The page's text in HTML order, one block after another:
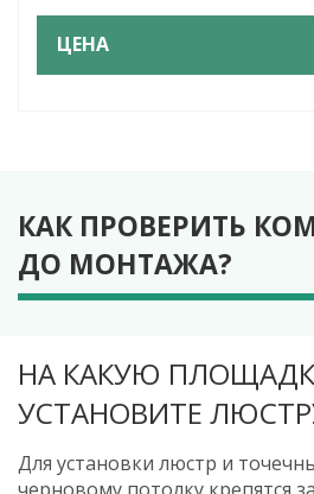
ЦЕНА
КАК ПРОВЕРИТЬ
ДО МОНТАЖА?
НА КАКУЮ
УСТАНОВИТЕ
Для установки люстр и
КАК БУДЕТЕ
Если в комнате есть трубы
потолка, задайте этот
делать пластиковый обвод. Но
КАК МОНТИРУЕТЕ
Гардину можно установить к
лучше, чтобы закладные были
из фанеры. Или можно